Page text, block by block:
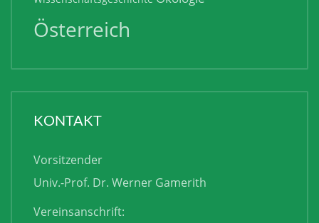
Österreich
KONTAKT
Vorsitzender
Univ.-Prof. Dr. Werner Gamerith
Vereinsanschrift: